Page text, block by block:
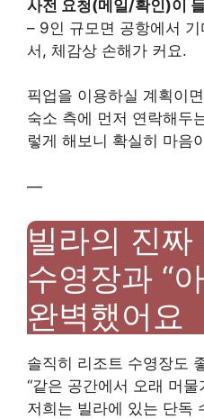
사전 요청(메일/확인)이
– 9인 규모면 공항에서
서, 체감상 손해가 커요.
픽업을 이용하실 계획이
숙소 측에 먼저 연락해두
렇게 해보니 확실히 마음
—
빌라의 진짜
수영장과 “
완벽했어요
솔직히 리조트 수영장도
“같은 공간에서 오래 머물
저희는 빌라에 있는 단독